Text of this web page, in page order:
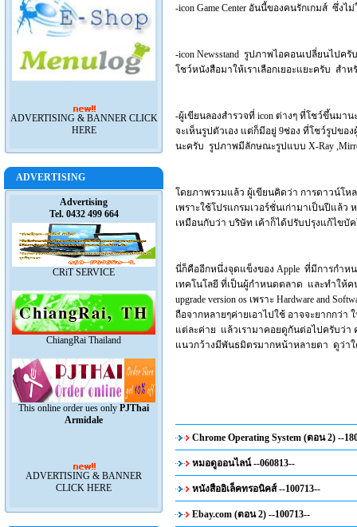
ADVERTISING & BANNER CLICK
HERE
ADVERTISING
Advertising
Tel. 0432 499 664
CRiT SERVICE
ChiangRai Thailand
This online order ues only PJThai
Armidale
ADVERTISING & BANNER
CLICK HERE
-icon Game Center อันนี้ของคนรักเกมส์ ซึ่งไ
-icon Newsstand รูปภาพไอคอนเปลี่ยนไปค
โชว์หนังสือมาให้เราเลือกเยอะแยะครับ สำ
-ผู้เขียนลองสำรวจที่ icon ต่างๆ ที่โชว์ขึ้นมาน
จะเห็นรูปตัวเอง แต่ก็มีอยู่ 9ช่อง ที่โชว์รูปขอ
นะครับ รูปภาพมีลักษณะรูปแบบ X-Ray
โดยภาพรวมแล้ว ผู้เขียนคิดว่า การดาวน์โห
เพราะใช้โปรแกรมเวอร์ชั่นเก่ามาเป็นปีแล้
เหมือนกับว่า บริษัท เค้าก็ได้ปรับปรุงแก้ไขบั
นี่ก็คืออีกหนึ่งจุดแข็งของ Apple ที่มีการกำห
เทคโนโลยี ที่เป็นผู้กำหนดตลาด และทำให้
upgrade version os เพราะ Hardware and
ถือจากหลายๆค่ายเอาไปใช้ อาจจะยากกว่า ใ
แต่ละค่าย แล้วเรามาคอยดูกันต่อไปครับว่า
แนวกว้างมีพันธมิตรมากหน้าหลายตา ดูว่า
Chrome Operating System (ตอน 2) --
หมอดูออนไลน์ --060813--
หนังสืออิเล็คทรอนิคส์ --100713--
Ebay.com (ตอน 2) --100713--